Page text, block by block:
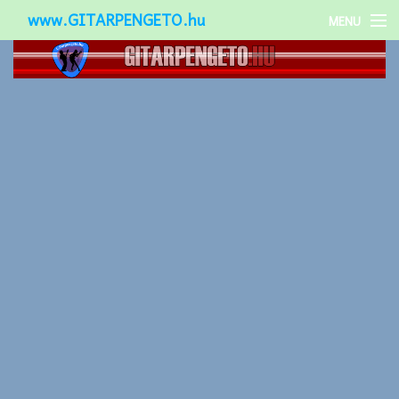
www.GITARPENGETO.hu MENU
Népszerű-